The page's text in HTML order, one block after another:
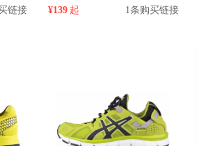
链接 ¥139 起 1条购买链接